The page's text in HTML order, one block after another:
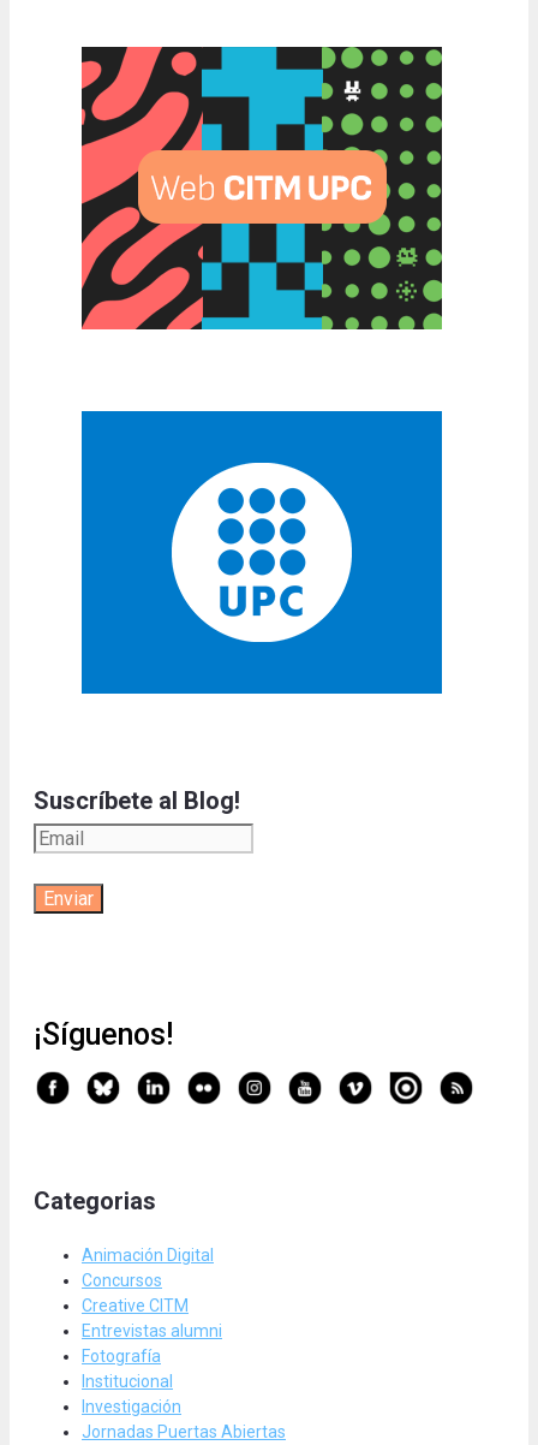
Suscríbete al Blog!
¡Síguenos!
Categorias
Animación Digital
Concursos
Creative CITM
Entrevistas alumni
Fotografía
Institucional
Investigación
Jornadas Puertas Abiertas